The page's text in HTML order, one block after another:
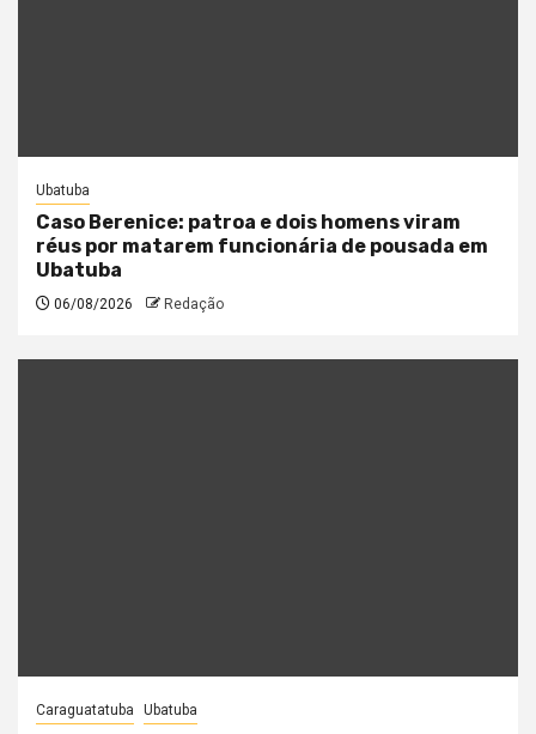
Ubatuba
Caso Berenice: patroa e dois homens viram
réus por matarem funcionária de pousada em
Ubatuba
06/08/2026 Redação
Caraguatatuba Ubatuba